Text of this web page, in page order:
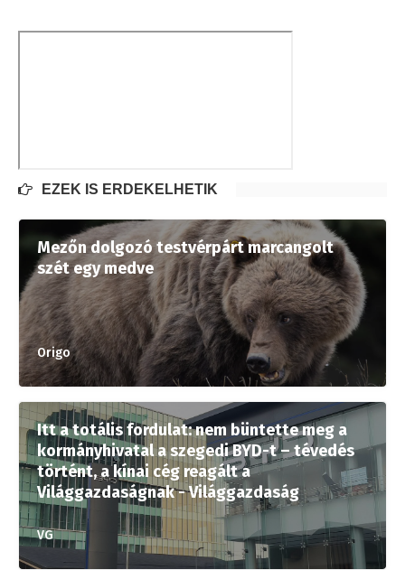
EZEK IS ÉRDEKELHETIK
Mezőn dolgozó testvérpárt marcangolt
szét egy medve
Origo
Itt a totális fordulat: nem büntette meg a
kormányhivatal a szegedi BYD-t – tévedés
történt, a kínai cég reagált a
Világgazdaságnak - Világgazdaság
VG